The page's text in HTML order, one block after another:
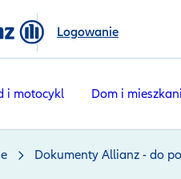
Logowanie
i motocykl Dom i
Dokumenty Allianz - do